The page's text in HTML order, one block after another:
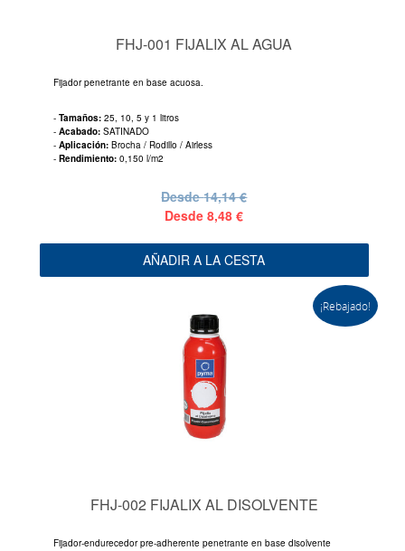
FHJ-001 FIJALIX AL AGUA
Fijador penetrante en base acuosa.
- Tamaños: 25, 10, 5 y 1 litros
- Acabado: SATINADO
- Aplicación: Brocha / Rodillo / Airless
- Rendimiento: 0,150 l/m2
Desde14,14 €
Desde8,48 €
AÑADIR A LA CESTA
¡Rebajado!
FHJ-002 FIJALIX AL DISOLVENTE
Fijador-endurecedor pre-adherente penetrante en base disolvente